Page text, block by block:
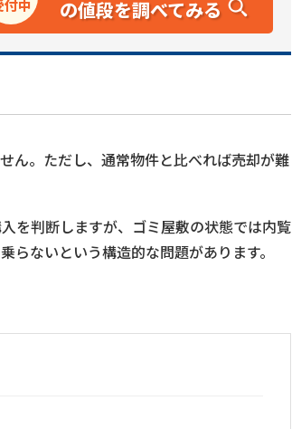
の値段を調べてみる
付中
ん。ただし、通常物件と比べれば売却が難
を判断しますが、ゴミ屋敷の状態では内覧
らないという構造的な問題があります。